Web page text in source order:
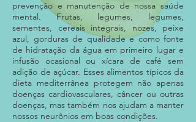
prevenção e manutenção de nossa saúde
mental. Frutas, legumes, legumes,
sementes, cereais integrais, nozes, peixe
azul, gorduras de qualidade e como fonte
de hidratação da água em primeiro lugar e
infusão ocasional ou xícara de café sem
adição de açúcar. Esses alimentos típicos da
dieta mediterrânea protegem não apenas
doenças cardiovasculares, câncer ou outras
doenças, mas também nos ajudam a manter
nossos neurônios em boas condições.